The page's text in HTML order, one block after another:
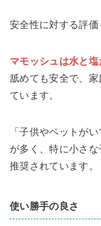
安全性に対する評価
マモッシュは水と
舐めても安全で、
ています。
「子供やペットが
が多く、特に小さ
推奨されています。
使い勝手の良さ